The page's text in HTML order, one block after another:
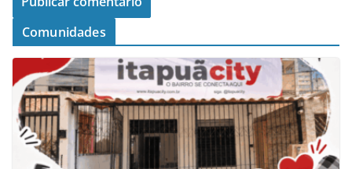
Comunidades